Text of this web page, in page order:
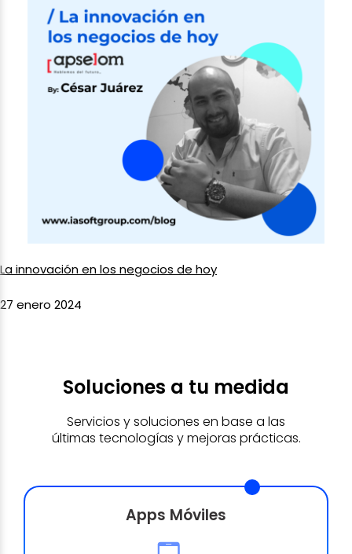
La innovación en los negocios de hoy
27 enero 2024
Soluciones a tu medida
Servicios y soluciones en base a las
últimas tecnologías y mejoras prácticas.
Apps Móviles